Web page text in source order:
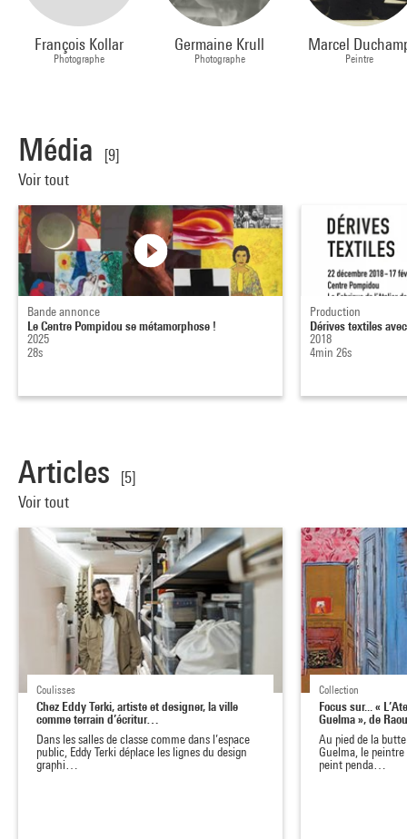
François Kollar
Photographe
Germaine Krull
Photographe
Marcel
Peintre
Média
[9]
Voir tout
Bande annonce
Le Centre Pompidou se métamorphose !
2025
28s
Production
Dérives textiles
2018
4min 26s
Articles
[5]
Voir tout
Coulisses
Chez Eddy Terki, artiste et designer, la ville
comme terrain d’écritur…
Dans les salles de classe comme dans l’espace
public, Eddy Terki déplace les lignes du design
graphi…
Collection
Focus sur... «
Guelma », de
Au pied de la
Guelma, le peintre
peint penda…